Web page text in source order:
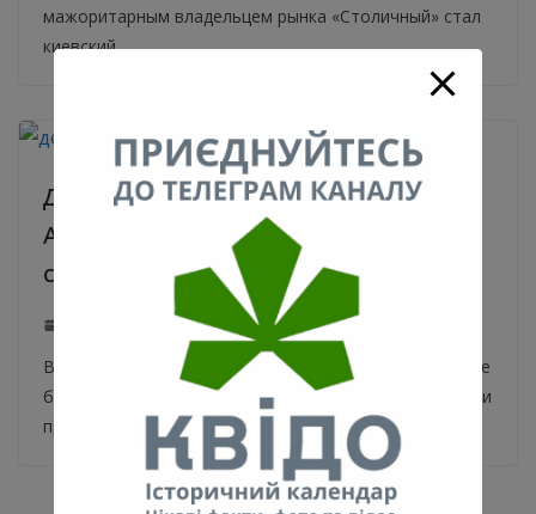
мажоритарным владельцем рынка «Столичный» стал
киевский
Девочка из популярного видео на
Андреевском спуске рассказала о
своих падениях. Фото и видео
Видео с девочкой на Андреевском спуске в Киеве и ее
безуспешные, но настойчивые многократные попытки
пройти гололедом, покорило украинские и